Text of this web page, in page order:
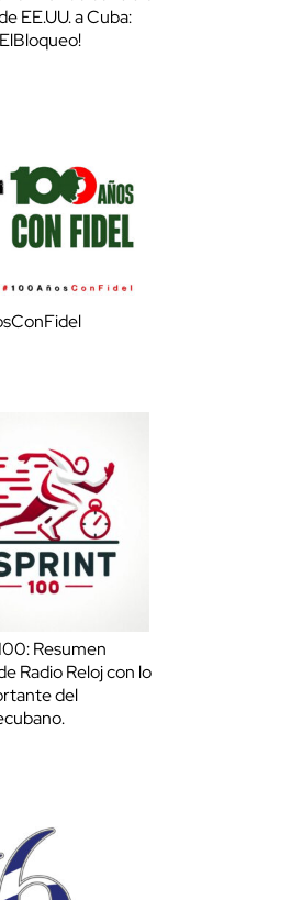
EE.UU. a Cuba:
Resumen
Radio Reloj con lo
del